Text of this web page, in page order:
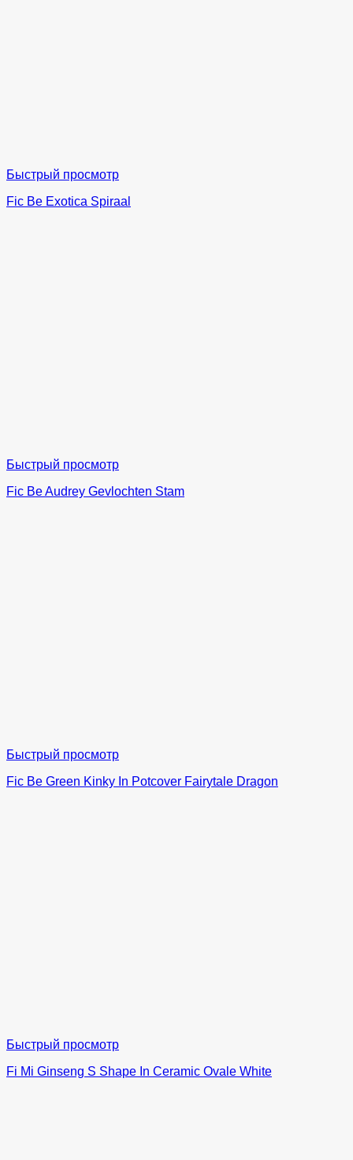
Быстрый просмотр
Fic Be Exotica Spiraal
Быстрый просмотр
Fic Be Audrey Gevlochten Stam
Быстрый просмотр
Fic Be Green Kinky In Potcover Fairytale Dragon
Быстрый просмотр
Fi Mi Ginseng S Shape In Ceramic Ovale White